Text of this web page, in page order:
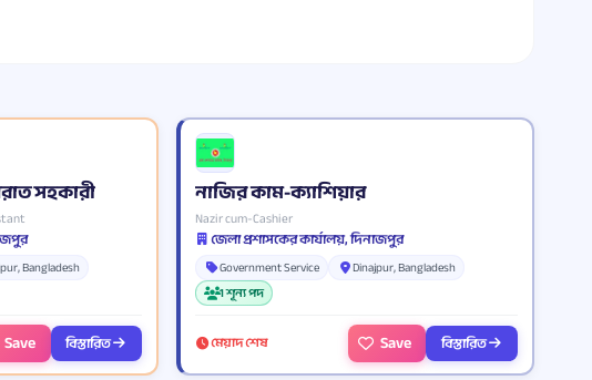
সহকারী
Bangladesh
Save বিস্তারিত
নাজির কাম-ক্যাশিয়ার
Nazir cum-Cashier
জেলা প্রশাসকের কার্যালয়, দিনাজপুর
Government Service
Dinajpur, Bangladesh
1 শূন্য পদ
মেয়াদ শেষ Save বিস্তারিত